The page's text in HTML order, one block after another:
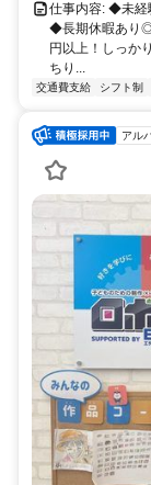
仕事内容: ◆未経
◆長期休暇あり
円以上！しっか
ちり...
交通費支給 シフト制
アル